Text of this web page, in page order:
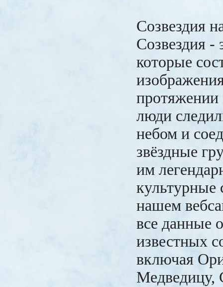
Созвездия
Созвездия -
которые
протяжении
люди
небом и
звёздные
им
нашем
все данные
известных
включая
Медведицу,